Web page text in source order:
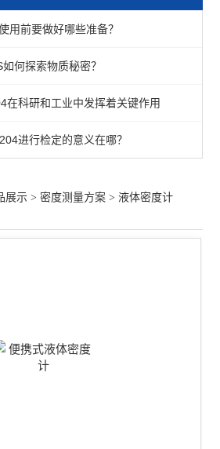
用前要做好哪些准备？
何探索物质秘密？
在科研和工业中发挥着关键作用
进行检定的意义在哪？
展示 >密度测量方案 >液体密度计